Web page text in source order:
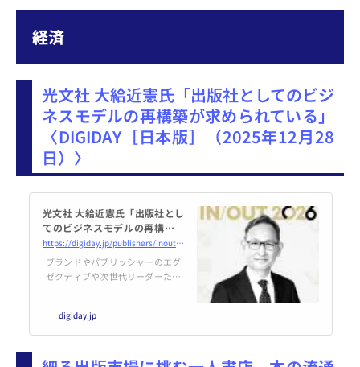
経済
光文社 大給近憲氏「出版社としてのビジ
ネスモデルの再構築が求められている」
〈DIGIDAY［日本版］（2025年12月28
日）〉
光文社 大給近憲氏「出版社とし
てのビジネスモデルの再構築が
求められている」 | DIGIDAY
［日本版］
https://digiday.jp/publishers/inout2026-kobunsha-ogyu/
ブランドやパブリッシャーのエグ
ゼクティブや次世代リーダーたち
末年始企画「IN/OUT 2026」。 光
文社 大給近憲氏に話を聞いた。
digiday.jp